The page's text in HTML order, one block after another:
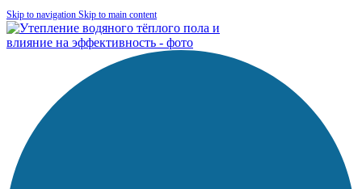
Skip to navigation Skip to main content